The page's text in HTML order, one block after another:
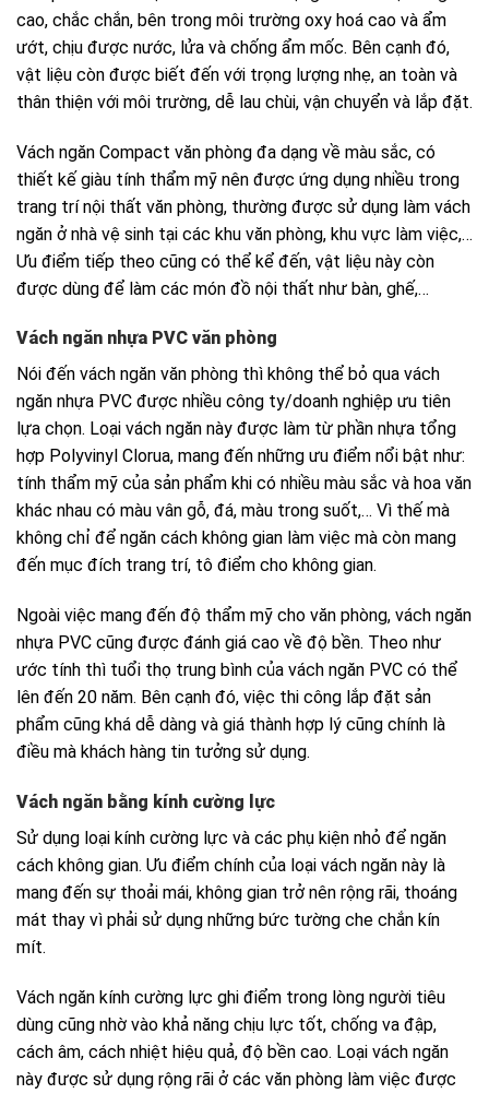
cao, chắc chắn, bên trong môi trường oxy hoá cao và ẩm
ướt, chịu được nước, lửa và chống ẩm mốc. Bên cạnh đó,
vật liệu còn được biết đến với trọng lượng nhẹ, an toàn và
thân thiện với môi trường, dễ lau chùi, vận chuyển và lắp đặt.
Vách ngăn Compact văn phòng đa dạng về màu sắc, có
thiết kế giàu tính thẩm mỹ nên được ứng dụng nhiều trong
trang trí nội thất văn phòng, thường được sử dụng làm vách
ngăn ở nhà vệ sinh tại các khu văn phòng, khu vực làm việc,…
Ưu điểm tiếp theo cũng có thể kể đến, vật liệu này còn
được dùng để làm các món đồ nội thất như bàn, ghế,…
Vách ngăn nhựa PVC văn phòng
Nói đến vách ngăn văn phòng thì không thể bỏ qua vách
ngăn nhựa PVC được nhiều công ty/doanh nghiệp ưu tiên
lựa chọn. Loại vách ngăn này được làm từ phần nhựa tổng
hợp Polyvinyl Clorua, mang đến những ưu điểm nổi bật như:
tính thẩm mỹ của sản phẩm khi có nhiều màu sắc và hoa văn
khác nhau có màu vân gỗ, đá, màu trong suốt,… Vì thế mà
không chỉ để ngăn cách không gian làm việc mà còn mang
đến mục đích trang trí, tô điểm cho không gian.
Ngoài việc mang đến độ thẩm mỹ cho văn phòng, vách ngăn
nhựa PVC cũng được đánh giá cao về độ bền. Theo như
ước tính thì tuổi thọ trung bình của vách ngăn PVC có thể
lên đến 20 năm. Bên cạnh đó, việc thi công lắp đặt sản
phẩm cũng khá dễ dàng và giá thành hợp lý cũng chính là
điều mà khách hàng tin tưởng sử dụng.
Vách ngăn bằng kính cường lực
Sử dụng loại kính cường lực và các phụ kiện nhỏ để ngăn
cách không gian. Ưu điểm chính của loại vách ngăn này là
mang đến sự thoải mái, không gian trở nên rộng rãi, thoáng
mát thay vì phải sử dụng những bức tường che chắn kín
mít.
Vách ngăn kính cường lực ghi điểm trong lòng người tiêu
dùng cũng nhờ vào khả năng chịu lực tốt, chống va đập,
cách âm, cách nhiệt hiệu quả, độ bền cao. Loại vách ngăn
này được sử dụng rộng rãi ở các văn phòng làm việc được